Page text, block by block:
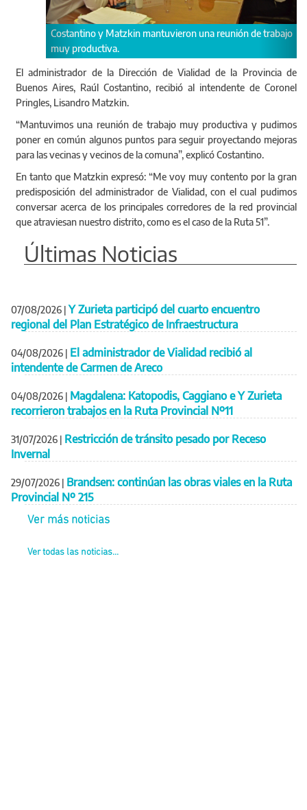
Costantino y Matzkin mantuvieron una reunión de trabajo
muy productiva.
El administrador de la Dirección de Vialidad de la Provincia de
Buenos Aires, Raúl Costantino, recibió al intendente de Coronel
Pringles, Lisandro Matzkin.
“Mantuvimos una reunión de trabajo muy productiva y pudimos
poner en común algunos puntos para seguir proyectando mejoras
para las vecinas y vecinos de la comuna”, explicó Costantino.
En tanto que Matzkin expresó: “Me voy muy contento por la gran
predisposición del administrador de Vialidad, con el cual pudimos
conversar acerca de los principales corredores de la red provincial
que atraviesan nuestro distrito, como es el caso de la Ruta 51”.
Últimas Noticias
07/08/2026 | Y Zurieta participó del cuarto encuentro
regional del Plan Estratégico de Infraestructura
04/08/2026 | El administrador de Vialidad recibió al
intendente de Carmen de Areco
04/08/2026 | Magdalena: Katopodis, Caggiano e Y Zurieta
recorrieron trabajos en la Ruta Provincial Nº11
31/07/2026 | Restricción de tránsito pesado por Receso
Invernal
29/07/2026 | Brandsen: continúan las obras viales en la Ruta
Provincial Nº 215
Ver más noticias
Ver todas las noticias...